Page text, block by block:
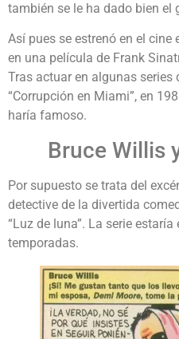
también se le ha dado bien el
Así pues se estrenó en el
en una película de Frank
Tras actuar en algunas series
“Corrupción en Miami”, en
haría famoso.
Bruce Willis
Por supuesto se trata del
detective de la divertida
“Luz de luna”. La serie
temporadas.